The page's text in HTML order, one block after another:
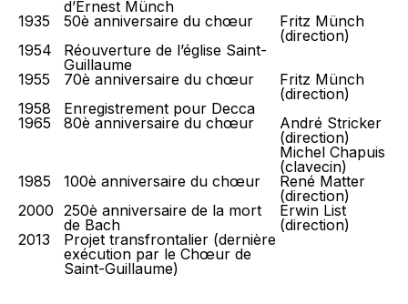
d’Ernest Münch
1935
50è anniversaire du chœur
Fritz Münch
(direction)
1954
Réouverture de l’église Saint-
Guillaume
1955
70è anniversaire du chœur
Fritz Münch
(direction)
1958
Enregistrement pour Decca
1965
80è anniversaire du chœur
André Stricker
(direction)
Michel Chapuis
(clavecin)
1985
100è anniversaire du chœur
René Matter
(direction)
2000 250è anniversaire de la mort
de Bach
Erwin List
(direction)
2013
Projet transfrontalier (dernière
exécution par le Chœur de
Saint-Guillaume)